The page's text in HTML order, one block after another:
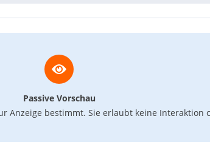
Passive Vorschau
Anzeige bestimmt. Sie erlaubt keine Interaktion